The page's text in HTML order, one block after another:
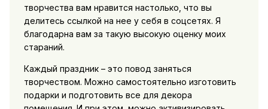
творчества вам нравится настолько, что вы
делитесь ссылкой на нее у себя в соцсетях. Я
благодарна вам за такую высокую оценку моих
стараний.
Каждый праздник – это повод заняться
творчеством. Можно самостоятельно изготовить
подарки и подготовить все для декора